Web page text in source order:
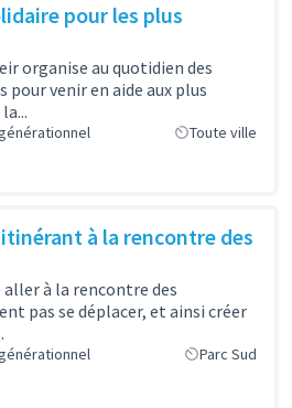
pour les plus
organise au quotidien des
venir en aide aux plus
Toute ville
à la rencontre des
aller à la rencontre des
pas se déplacer, et ainsi créer
Parc Sud